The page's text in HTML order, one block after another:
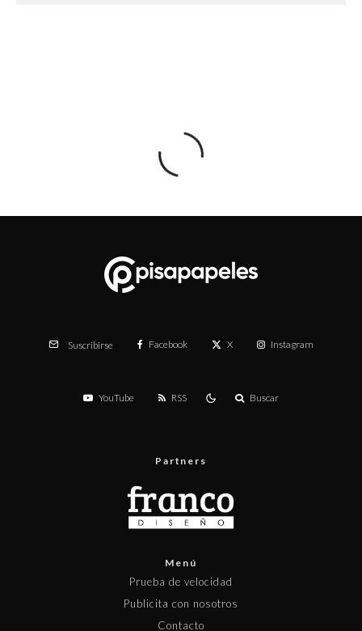
Suscribirse Facebook X Instagram
YouTube RSS Buscar
Partners
Menú
Prueba de velocidad
Publicita con nosotros
Contacto